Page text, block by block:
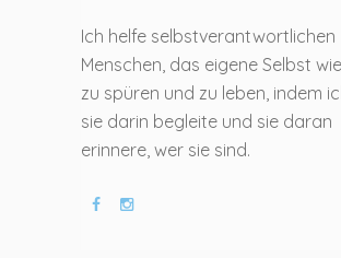
Ich helfe selbstverantwortlichen
Menschen, das eigene Selbst
zu spüren und zu leben, indem
sie darin begleite und sie daran
erinnere, wer sie sind.